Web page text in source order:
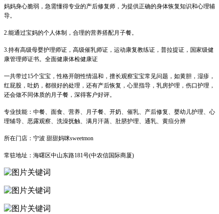
妈妈身心脆弱，急需懂得专业的产后修复师，为提供正确的身体恢复知识和心理辅
导。
2.能通过宝妈的个人体制，合理的营养搭配月子餐。
3.持有高级母婴护理师证，高级催乳师证，运动康复教练证，普拉提证，国家级健
康管理师证书。全面健康体检健康证
一共带过15个宝宝，性格开朗性情温和，擅长观察宝宝常见问题，如黄胆，湿疹，
红屁股，吐奶，都很好的处理，还有产后恢复，心里指导，乳房护理，伤口护理，
还会做不同体质的月子餐，深得客户好评。
专业技能：中餐、面食、营养、月子餐、开奶、催乳、产后修复、婴幼儿护理、心
理辅导、恶露观察、洗澡抚触、满月汗蒸、肚脐护理、通乳、黄疸分辨
所在门店：宁波 甜甜妈咪sweetmon
常驻地址：海曙区中山东路181号(中农信国际商厦)